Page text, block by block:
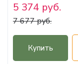
5 374 руб.
7 677 руб.
Купить